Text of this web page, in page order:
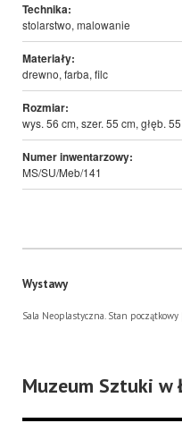
Technika:
stolarstwo, malowanie
Materiały:
drewno, farba, filc
Rozmiar:
wys. 56 cm, szer. 55 cm, głęb.
Numer inwentarzowy:
MS/SU/Meb/141
Wystawy
Sala Neoplastyczna. Stan
Muzeum Sztuki w